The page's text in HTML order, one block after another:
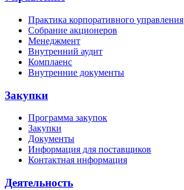
Практика корпоративного управления
Собрание акционеров
Менеджмент
Внутренний аудит
Комплаенс
Внутренние документы
Закупки
Программа закупок
Закупки
Документы
Информация для поставщиков
Контактная информация
Деятельность